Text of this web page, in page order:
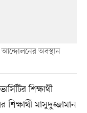
আন্দোলনের অবস্থান
শিক্ষার্থী
মাসুদুজ্জামান